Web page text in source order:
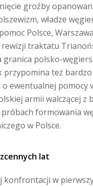
groźby
władze
Polsce,
traktatu
granica polsko-
też bardzo
ewentualnej pomocy
armii walczącej z
próbach formowania
w Polsce.
lat
konfrontacji w